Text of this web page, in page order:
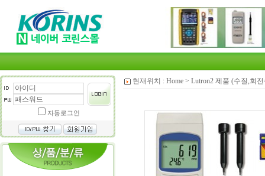
자동로그인
현재위치 : Home > Lutron2 제품 (수질,회